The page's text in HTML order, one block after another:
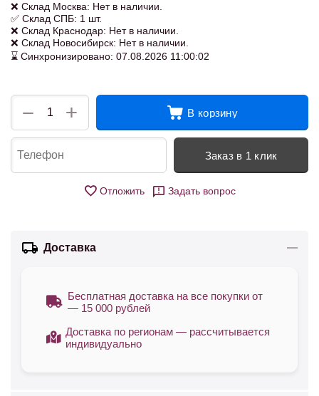
❌ Склад Москва: Нет в наличии.
✅ Склад СПБ: 1 шт.
❌ Склад Краснодар: Нет в наличии.
❌ Склад Новосибирск: Нет в наличии.
⌛ Синхронизировано: 07.08.2026 11:00:02
+
− В корзину
Заказ в 1 клик
Отложить Задать вопрос
Доставка
Бесплатная доставка на все покупки от
— 15 000 рублей
Доставка по регионам — рассчитывается
индивидуально